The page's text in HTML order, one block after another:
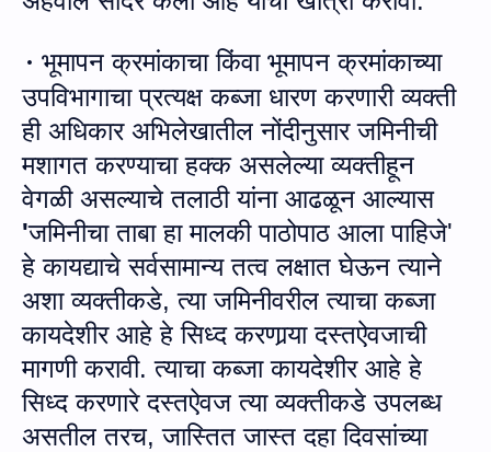
· भूमापन क्रमांकाचा किंवा भूमापन क्रमांकाच्या
उपविभागाचा प्रत्यक्ष कब्जा धारण करणारी व्यक्ती
ही अधिकार अभिलेखातील नोंदीनुसार जमिनीची
मशागत करण्याचा हक्क असलेल्या व्यक्तीहून
वेगळी असल्याचेतलाठी यांना आढळून आल्यास
'जमिनीचा ताबा हा मालकी पाठोपाठ आला पाहिजे'
हे कायद्याचे सर्वसामान्य तत्वलक्षात घेऊन त्याने
अशा व्‍यक्‍तीकडे, त्‍या जमिनीवरील त्‍याचाकब्जा
कायदेशीर आहे हे सिध्‍द करणार्‍या दस्‍तऐवजाची
मागणी करावी. त्‍याचाकब्जाकायदेशीर आहे हे
सिध्‍द करणारे दस्‍तऐवज त्‍या व्‍यक्‍तीकडे उपलब्‍ध
असतील तरच, जास्‍तित जास्‍तदहा दिवसांच्‍या